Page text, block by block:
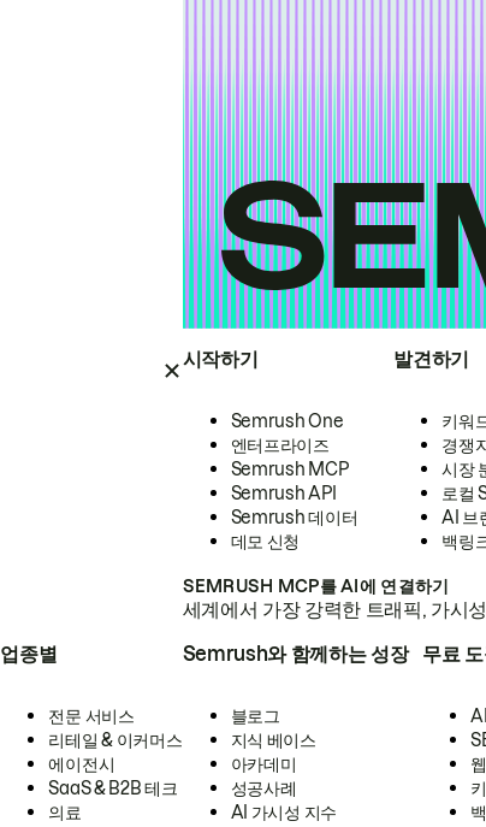
시작하기
Semrush One
엔터프라이즈
Semrush MCP
Semrush API
Semrush 데이터
데모 신청
발견하기
키워
경쟁
시장
로컬
AI 브
백링
SEMRUSH MCP를 AI에 연결하기
세계에서 가장 강력한 트래픽, 가시
업종별
전문 서비스
리테일 & 이커머스
에이전시
SaaS & B2B 테크
의료
Semrush와 함께하는 성장
블로그
지식 베이스
아카데미
성공사례
AI 가시성 지수
무료